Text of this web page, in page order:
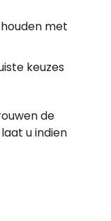
met
keuzes
de
u indien